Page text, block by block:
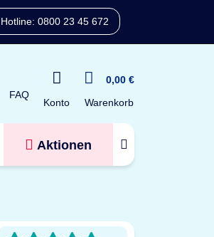
Hotline: 0800 23 45 672
FAQ
Konto
0,00 €
Warenkorb
Aktionen